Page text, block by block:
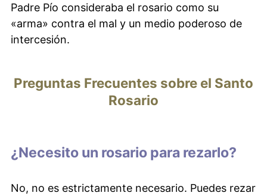
Padre Pío consideraba el rosario como su
«arma» contra el mal y un medio poderoso de
intercesión.
Preguntas Frecuentes sobre el Santo
Rosario
¿Necesito un rosario para rezarlo?
No, no es estrictamente necesario. Puedes rezar